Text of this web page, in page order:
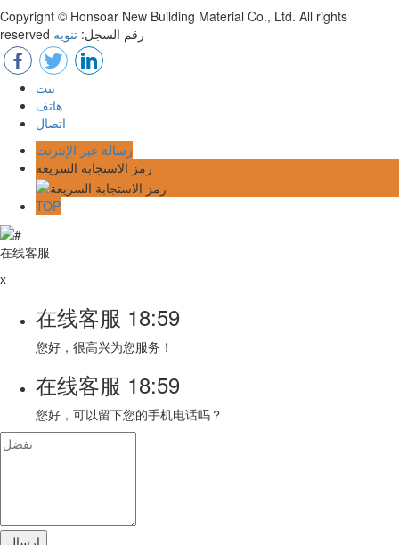
Copyright © Honsoar New Building Material Co., Ltd. All rights
reserved رقم السجل: تنويه
بيت
هاتف
اتصال
رسالة عبر الإنترنت
رمز الاستجابة السريعة
TOP
在线客服
x
在线客服 18:59
您好，很高兴为您服务！
在线客服 18:59
您好，可以留下您的手机电话吗？